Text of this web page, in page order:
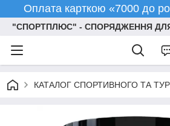
Оплата карткою «7000 до
"СПОРТПЛЮС" - СПОРЯДЖЕННЯ ДЛЯ
КАТАЛОГ СПОРТИВНОГО ТА